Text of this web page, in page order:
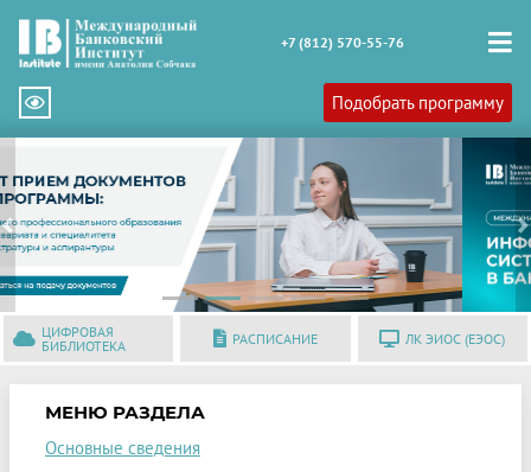
+7 (812) 570-55-76
Подобрать программу
Previous
ЦИФРОВАЯ
БИБЛИОТЕКА
РАСПИСАНИЕ ЛК ЭИОС (ЕЭОС)
МЕНЮ РАЗДЕЛА
Основные сведения